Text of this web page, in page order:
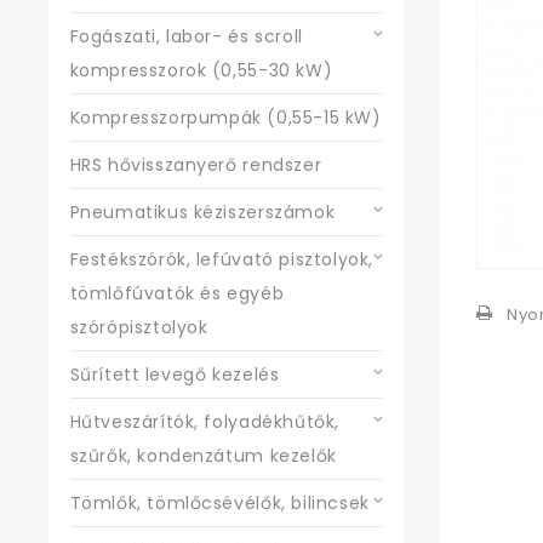
Fogászati, labor- és scroll
kompresszorok (0,55-30 kW)
Kompresszorpumpák (0,55-15 kW)
HRS hővisszanyerő rendszer
Pneumatikus kéziszerszámok
Festékszórók, lefúvató pisztolyok,
tömlőfúvatók és egyéb
szórópisztolyok
Sűrített levegő kezelés
Hűtveszárítók, folyadékhűtők,
szűrők, kondenzátum kezelők
Tömlők, tömlőcsévélők, bilincsek